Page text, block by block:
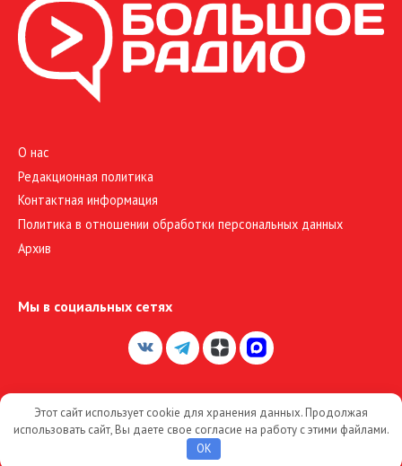
О нас
Редакционная политика
Контактная информация
Политика в отношении обработки персональных данных
Архив
Мы в социальных сетях
© 2026 Большое Радио
Этот сайт использует cookie для хранения данных. Продолжая
использовать сайт, Вы даете свое согласие на работу с этими файлами.
OK